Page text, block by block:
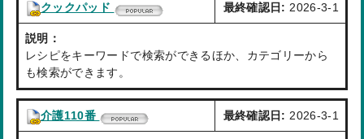
クックパッド 最終確認日:2026-3-1
説明：
レシピをキーワードで検索ができるほか、カテゴリーから
も検索ができます。
介護110番 最終確認日:2026-3-1